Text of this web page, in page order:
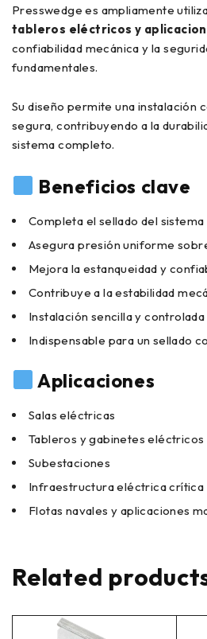
Presswedge es ampliamente
tableros eléctricos y
confiabilidad mecánica y la
fundamentales.
Su diseño permite una instalación
segura, contribuyendo a la
sistema completo.
Beneficios clave
Completa el sellado del sistema
Asegura presión uniforme
Mejora la estanqueidad y
Contribuye a la estabilidad
Instalación sencilla y controlada
Indispensable para un sellado
Aplicaciones
Salas eléctricas
Tableros y gabinetes eléctricos
Subestaciones
Infraestructura eléctrica crítica
Flotas navales y aplicaciones
Related